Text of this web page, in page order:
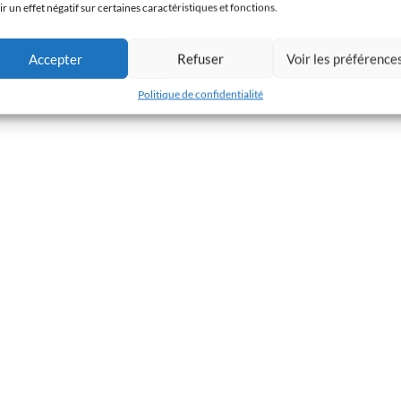
un effet négatif sur certaines caractéristiques et fonctions.
Accepter Refuser Voir les
Politique de confidentialité